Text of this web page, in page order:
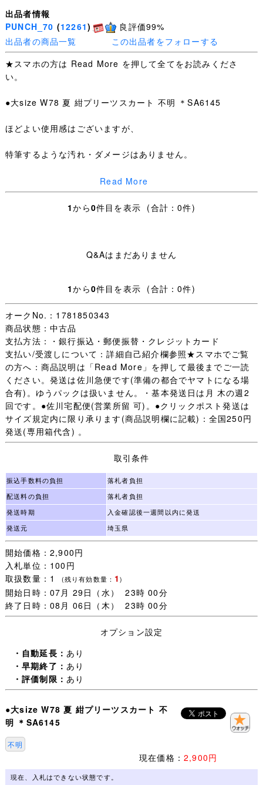
出品者情報
PUNCH_70 (12261)
良評価99%
出品者の商品一覧
この出品者をフォローする
★スマホの方は Read More を押して全てをお読みくださ
い。
●大size W78 夏 紺プリーツスカート 不明 ＊SA6145
ほどよい使用感はございますが、
特筆するような汚れ・ダメージはありません。
夏スカート：W表示75 W最大値78cm 総丈64.5cm
・お手数ですが下記を全てお読みいただき、ご入札＝ご了
の汚れやダメージ以外は記載していません、写真を優先し
・【 評価：新規の方 いたずら入札防止の為 】
評価新規の方は［責任をもって取引する］ことをご入札前
に質問欄からお約束ください。
(「 入札します 」だけは不可 お約束のない場合は残念です
が入札をお取り消しすることがあります。)
未連絡 未入金 キャンセルの多くが評価新規の方で、本当
に困っています。
（いたずら落札は随時必ず管理人様へID報告します。)
迷惑な方はごく一部で評価新規の殆どの方は問題なく取引
が完了します。
一部の方のために誠に申し訳ございません。
・オークション終了後(休業日を除く)24時間以内のご連絡
(取引開始)、送料連絡後金融機関の3営業日以内のご入金、
をご承諾いただける方のみご検討下さいますようお願いし
ます。
・一週間以内にご落札いただいた品については同梱包いた
します。
ご注意：一緒に発送する品を、すべてご落札いただいてか
らお取引を開始してください。
取引ナビで一覧に表示されない品は同梱包できません。落
札手続き【 取引開始 】をすると、その後のご落札は別梱
包になります。
・未連絡のままだと【 落札者都合によるキャンセル 】に
追加同梱予定がある場合は【 取引開始 】をしないで取引
ナビより(同梱包予定がある旨)連絡ください。
とさせていただきます。
・買取に出ることも多いので、(月)(木)と重なった場合は
発送が一日遅くなることがあります。
・土日祭日はお取引全般お休みさせていただきます。
・この品はクリックポスト発送 サイズ規定外です。
Read More
1から0件目を表示 (合計：0件)
Q&Aはまだありません
1から0件目を表示 (合計：0件)
オークNo.：1781850343
商品状態：中古品
支払方法：・銀行振込・郵便振替・クレジットカード
支払い/受渡しについて：詳細自己紹介欄参照★スマホでご覧
の方へ：商品説明は「Read More」を押して最後までご一読
ください。発送は佐川急便です(準備の都合でヤマトになる場
合有)。ゆうパックは扱いません。・基本発送日は月 木の週2
回です。●佐川宅配便(営業所留 可)。●クリックポスト発送は
サイズ規定内に限り承ります(商品説明欄に記載)：全国250円
発送(専用箱代含) 。
取引条件
振込手数料の負担 落札者負担
配送料の負担 落札者負担
発送時期 入金確認後一週間以内に発送
発送元 埼玉県
開始価格：2,900円
入札単位：100円
取扱数量：1
(残り有効数量： 1)
開始日時：07月 29日（水） 23時 00分
終了日時：08月 06日（木） 23時 00分
オプション設定
・自動延長： あり
・早期終了： あり
・評価制限： あり
●大size W78 夏 紺プリーツスカート 不
明 ＊SA6145
不明
現在価格： 2,900円
現在、入札はできない状態です。